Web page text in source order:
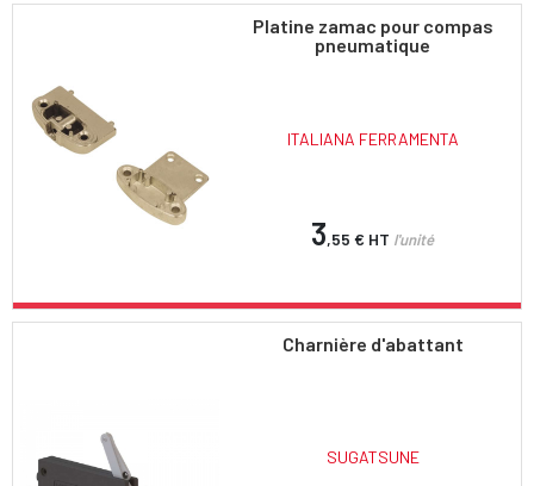
Platine zamac pour compas
pneumatique
ITALIANA FERRAMENTA
3,55 € HT l'unité
Charnière d'abattant
SUGATSUNE